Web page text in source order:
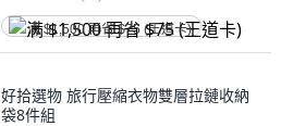
满 $1,500 再省 $75 (王道卡)
好拾選物 旅行壓縮衣物雙層拉鏈收納
袋8件組